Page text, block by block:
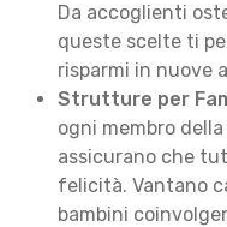
Da accoglienti
queste scelte ti
risparmi in nuove
Strutture per
ogni membro
assicurano che
felicità. Vantano
bambini